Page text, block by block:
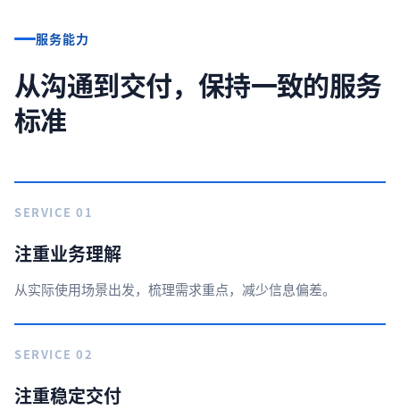
服务能力
从沟通到交付，保持一致的服务
标准
SERVICE 01
注重业务理解
从实际使用场景出发，梳理需求重点，减少信息偏差。
SERVICE 02
注重稳定交付